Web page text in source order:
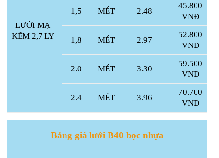
LƯỚI MẠ
KẼM 2,7 LY
1,5 MÉT 2.48
45.800
VNĐ
1,8 MÉT 2.97
52.800
VNĐ
2.0 MÉT 3.30
59.500
VNĐ
2.4 MÉT 3.96
70.700
VNĐ
Bảng giá lưới B40 bọc nhựa